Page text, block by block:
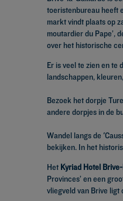
toeristenbureau heeft
markt vindt plaats op
moutardier du Pape’,
over het historische
Er is veel te zien en te
landschappen,
Bezoek het dorpje
andere dorpjes in de
Wandel langs de
bekijken. In het
Het Kyriad Hotel
Provinces’ en een
vliegveld van Brive